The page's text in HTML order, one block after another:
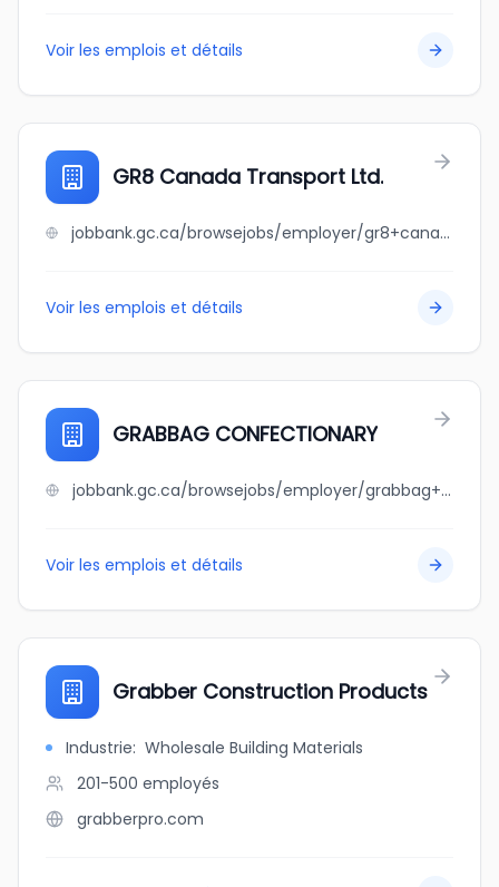
Voir les emplois et détails
GR8 Canada Transport Ltd.
jobbank.gc.ca/browsejobs/employer/gr8+canada+transport+ltd./ca
Voir les emplois et détails
GRABBAG CONFECTIONARY
jobbank.gc.ca/browsejobs/employer/grabbag+confectionary/ca
Voir les emplois et détails
Grabber Construction Products
Industrie: Wholesale Building Materials
201-500 employés
grabberpro.com